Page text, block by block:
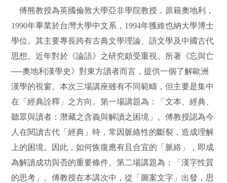
傅熊教授為英國倫敦大學亞非學院教授，原籍奧地利，
1990年畢業於台灣大學中文系，1994年獲維也納大學博士
學位。其主要專長跨有古典文學理論、語文學及中國古代
思想。近年對於《論語》之研究頗受重視。所著《忘與亡
──奧地利漢學史》對東方讀者而言，提供一個了解歐洲
漢學的視窗。本次三場講座雖有不同範疇，但主要是集中
在「經典詮釋」之方向。第一場講題為：「文本、經典、
聽眾與讀者：潛藏之含義與解讀之困境」。傅教授認為今
人在閱讀古代「經典」時，常因脈絡性的斷裂，造成理解
上的困境。因此，如何恢復應有且合宜的「脈絡」，即成
為解讀成功與否的重要條件。第二場講題為：「漢字性質
的思考」。傅教授在本講次中，從「圖案文字」出發，思